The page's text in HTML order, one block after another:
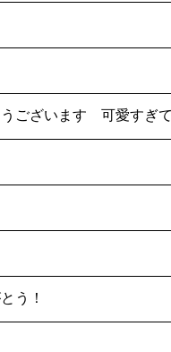
ございます 可愛すぎ
う！